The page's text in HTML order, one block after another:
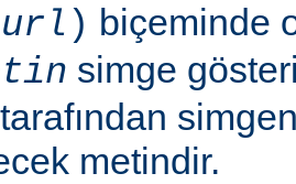
url ) biçeminde
simge
tarafından
metindir.